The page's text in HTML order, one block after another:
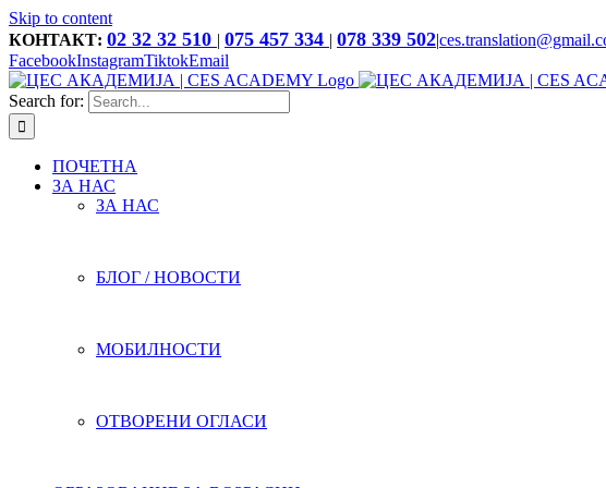
Skip to content
КОНТАКТ: 02 32 32 510 | 075 457 334 | 078 339 502|
FacebookInstagramTiktokEmail
Search for:
ПОЧЕТНА
ЗА НАС
ЗА НАС
БЛОГ / НОВОСТИ
МОБИЛНОСТИ
ОТВОРЕНИ ОГЛАСИ